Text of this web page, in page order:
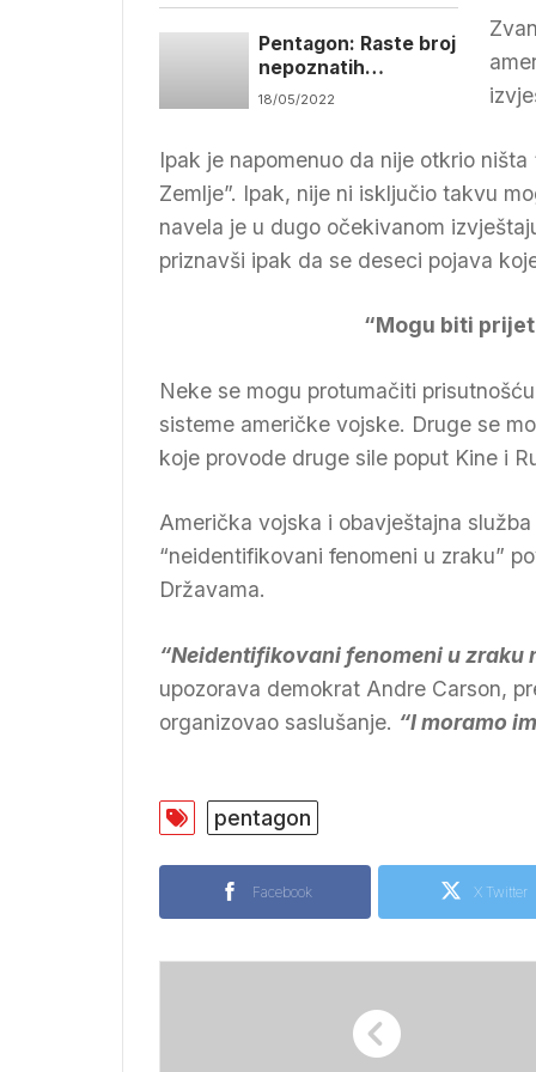
Pentagon: Raste broj
nepoznatih
predmeta na nebu
18/05/2022
Ipak je napomenuo da nije otkrio
Zemlje”. Ipak, nije ni isključio takvu
navela je u dugo očekivanom
priznavši ipak da se deseci pojava
“Mogu biti
Neke se mogu protumačiti
sisteme američke vojske. Druge se
koje provode druge sile poput Kine i
Američka vojska i obavještajna
“neidentifikovani fenomeni u zraku”
Državama.
“Neidentifikovani fenomeni u
upozorava demokrat Andre Carson,
organizovao saslušanje. “I moramo
pentagon
Facebook X Twitter